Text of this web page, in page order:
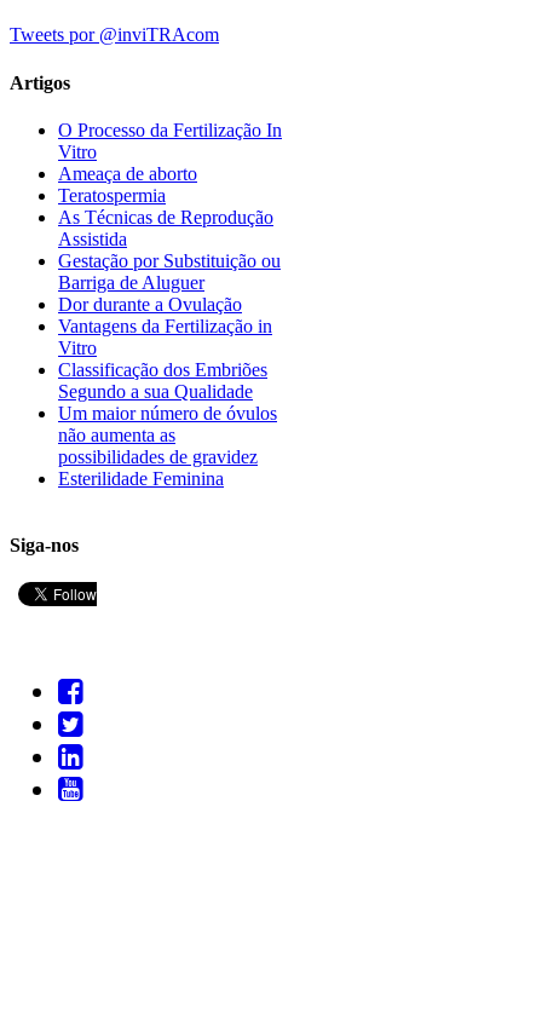
Tweets por @inviTRAcom
Artigos
O Processo da Fertilização In
Vitro
Ameaça de aborto
Teratospermia
As Técnicas de Reprodução
Assistida
Gestação por Substituição ou
Barriga de Aluguer
Dor durante a Ovulação
Vantagens da Fertilização in
Vitro
Classificação dos Embriões
Segundo a sua Qualidade
Um maior número de óvulos
não aumenta as
possibilidades de gravidez
Esterilidade Feminina
Siga-nos